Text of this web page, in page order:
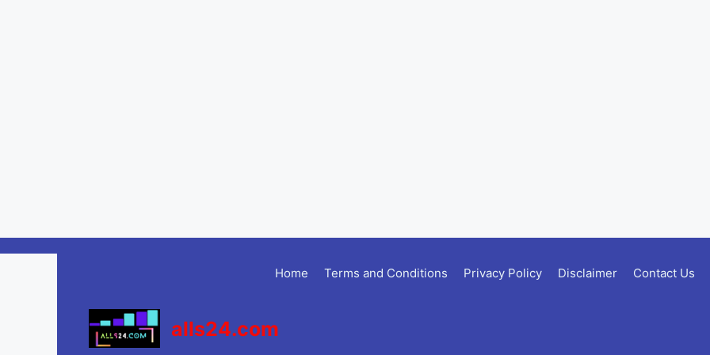
Home Terms and Conditions Privacy Policy Disclaimer Contact Us
alls24.com